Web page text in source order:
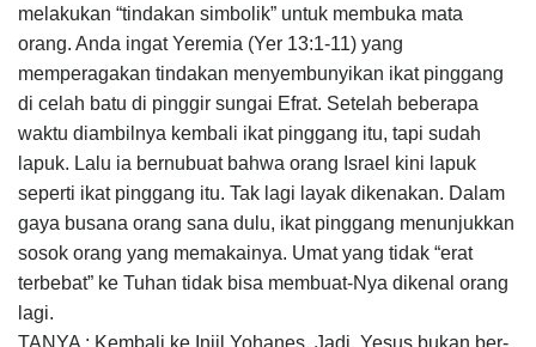
melakukan “tindakan simbolik” untuk membuka mata
orang. Anda ingat Yeremia (Yer 13:1-11) yang
memperagakan tindakan menyem­bunyi­kan ikat pinggang
di celah batu di pinggir sungai Efrat. Setelah beberapa
waktu diambilnya kembali ikat pinggang itu, tapi sudah
lapuk. Lalu ia bernubuat bahwa orang Israel kini lapuk
seperti ikat pinggang itu. Tak lagi layak dikenakan. Dalam
gaya busana orang sana dulu, ikat pinggang me­nunjukkan
sosok orang yang memakainya. Umat yang tidak “erat
terbebat” ke Tuhan tidak bisa mem­buat-Nya dikenal orang
lagi.
TANYA : Kembali ke Injil Yohanes. Jadi, Yesus bukan ber­